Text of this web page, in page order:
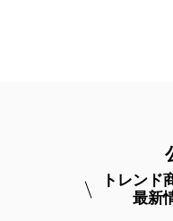
トレンド
最新